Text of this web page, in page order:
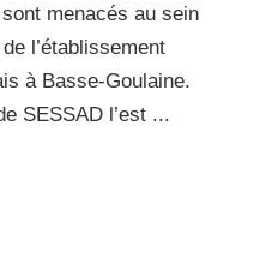
menacés au sein
l’établissement
à Basse-Goulaine.
SESSAD l’est ...